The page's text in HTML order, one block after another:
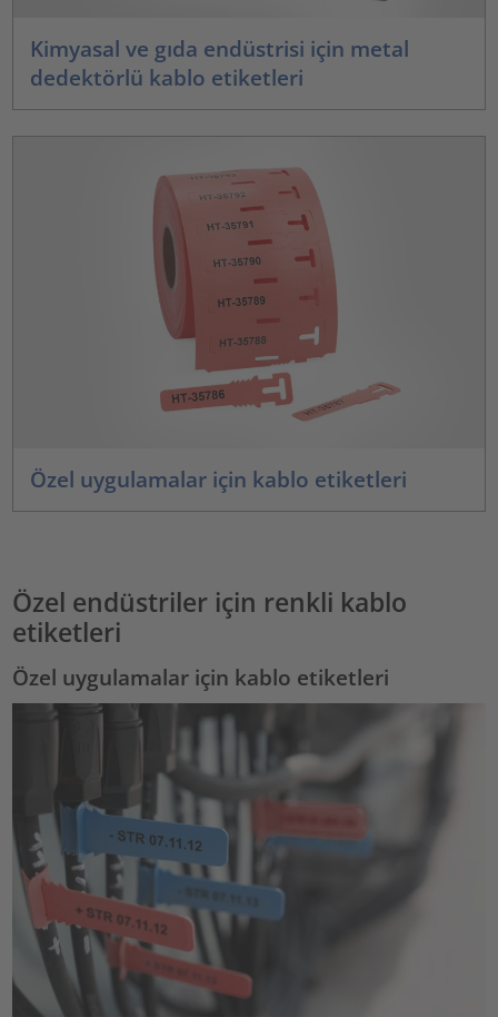
Kimyasal ve gıda endüstrisi için metal
dedektörlü kablo etiketleri
Özel uygulamalar için kablo etiketleri
Özel endüstriler için renkli kablo
etiketleri
Özel uygulamalar için kablo etiketleri